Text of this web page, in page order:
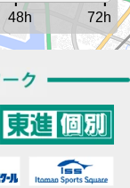
48h 72h